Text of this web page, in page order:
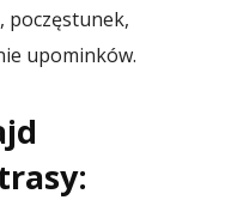
poczęstunek,
upominków.